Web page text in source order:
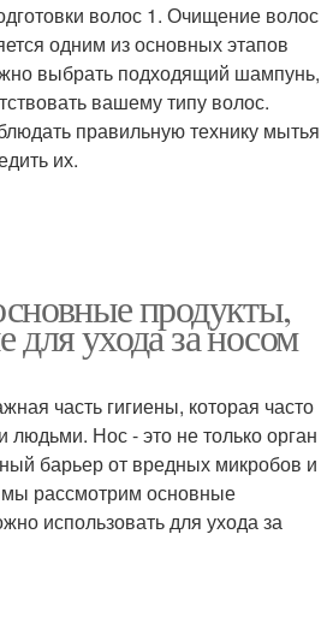
волос 1. Очищение волос
одним из основных этапов
выбрать подходящий шампунь,
вашему типу волос.
правильную технику мытья
их.
продукты,
для ухода за носом
часть гигиены, которая часто
людьми. Нос - это не только орган
барьер от вредных микробов и
мы рассмотрим основные
использовать для ухода за